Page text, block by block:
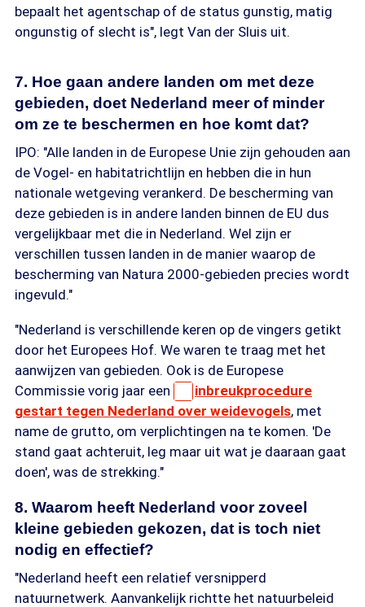
bepaalt het agentschap of de status gunstig, matig
ongunstig of slecht is", legt Van der Sluis uit.
7. Hoe gaan andere landen om met deze
gebieden, doet Nederland meer of minder
om ze te beschermen en hoe komt dat?
IPO: "Alle landen in de Europese Unie zijn gehouden aan
de Vogel- en habitatrichtlijn en hebben die in hun
nationale wetgeving verankerd. De bescherming van
deze gebieden is in andere landen binnen de EU dus
vergelijkbaar met die in Nederland. Wel zijn er
verschillen tussen landen in de manier waarop de
bescherming van Natura 2000-gebieden precies wordt
ingevuld."
"Nederland is verschillende keren op de vingers getikt
door het Europees Hof. We waren te traag met het
aanwijzen van gebieden. Ook is de Europese
Commissie vorig jaar een
inbreukprocedure
gestart tegen Nederland over weidevogels, met
name de grutto, om verplichtingen na te komen. 'De
stand gaat achteruit, leg maar uit wat je daaraan gaat
doen', was de strekking."
8. Waarom heeft Nederland voor zoveel
kleine gebieden gekozen, dat is toch niet
nodig en effectief?
"Nederland heeft een relatief versnipperd
natuurnetwerk. Aanvankelijk richtte het natuurbeleid